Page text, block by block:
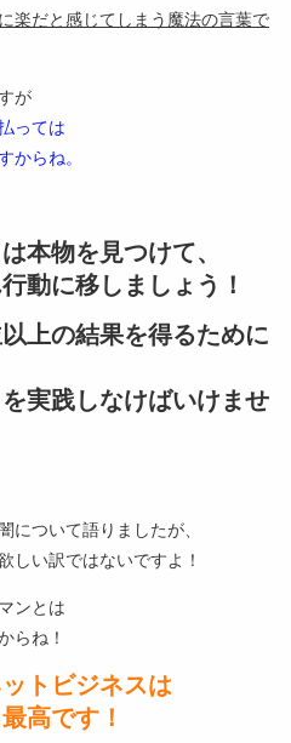
楽だと感じてしまう魔法の言葉で
が
っては
からね。
本物を見つけて、
動に移しましょう！
上の結果を得るために
実践しなけばいけませ
について語りましたが、
しい訳ではないですよ！
ンとは
らね！
トビジネスは
高です！